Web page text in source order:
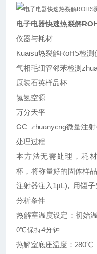
电子电器快速热裂解
仪器与耗材
Kuaisu热裂解RoHS检测
气相毛细管邻苯检测
原装石英样品杯
氮氢空源
万分天平
GC zhuanyong微量注
处理过程
本方法无需处理，耗材
杯，将称量好的固体样
注射器注入1μL), 用镊子
分析条件
热解室温度设定：初始
0℃保持4分钟
热解室底座温度：280℃